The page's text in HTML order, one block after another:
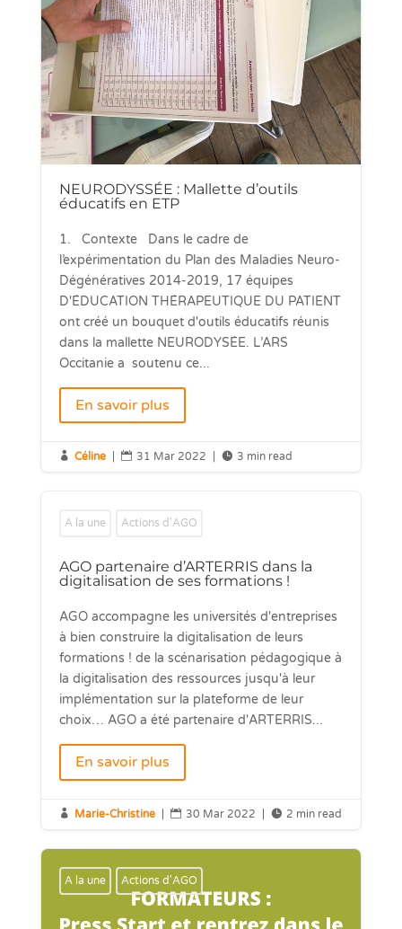
NEURODYSSÉE : Mallette d’outils
éducatifs en ETP
1. Contexte Dans le cadre de
l’expérimentation du Plan des Maladies Neuro-
Dégénératives 2014-2019, 17 équipes
D'ÉDUCATION THÉRAPEUTIQUE DU PATIENT
ont créé un bouquet d'outils éducatifs réunis
dans la mallette NEURODYSÉE. L’ARS
Occitanie a soutenu ce...
En savoir plus
 Céline  31 Mar 2022  3 min read
A la une Actions d'AGO
AGO partenaire d’ARTERRIS dans la
digitalisation de ses formations !
AGO accompagne les universités d'entreprises
à bien construire la digitalisation de leurs
formations ! de la scénarisation pédagogique à
la digitalisation des ressources jusqu'à leur
implémentation sur la plateforme de leur
choix… AGO a été partenaire d'ARTERRIS...
En savoir plus
 Marie-Christine  30 Mar 2022  2 min read
A la une Actions d'AGO